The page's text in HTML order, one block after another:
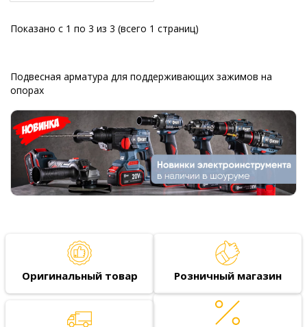
Показано с 1 по 3 из 3 (всего 1 страниц)
Подвесная арматура для поддерживающих зажимов на
опорах
Оригинальный товар Розничный магазин